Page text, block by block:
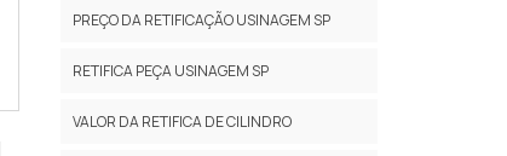
PREÇO DA RETIFICAÇÃO USINAGEM SP
RETIFICA PEÇA USINAGEM SP
VALOR DA RETIFICA DE CILINDRO